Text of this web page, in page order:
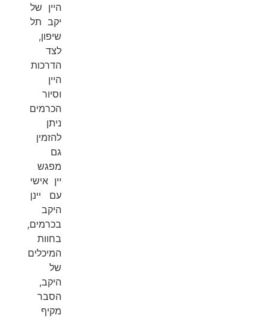
היין של
יקב תל
שיפון,
לצד
הדרכות
היין
וסיור
הכרמים
ניתן
להזמין
גם
מפגש
יין אישי
עם יינן
היקב
בכרמים,
בחוות
המיכלים
של
היקב,
הסבר
מקיף